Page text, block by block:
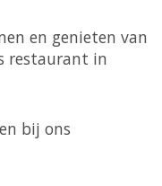
en genieten van
restaurant in
bij ons